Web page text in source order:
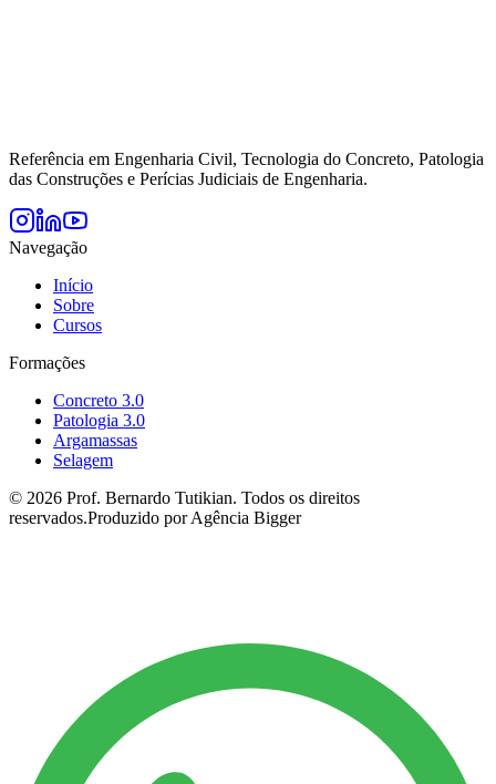
Referência em Engenharia Civil, Tecnologia do Concreto, Patologia
das Construções e Perícias Judiciais de Engenharia.
Navegação
Início
Sobre
Cursos
Formações
Concreto 3.0
Patologia 3.0
Argamassas
Selagem
© 2026 Prof. Bernardo Tutikian. Todos os direitos
reservados.Produzido por Agência Bigger